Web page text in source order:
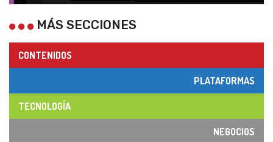
MÁS SECCIONES
CONTENIDOS
PLATAFORMAS
TECNOLOGÍA
NEGOCIOS